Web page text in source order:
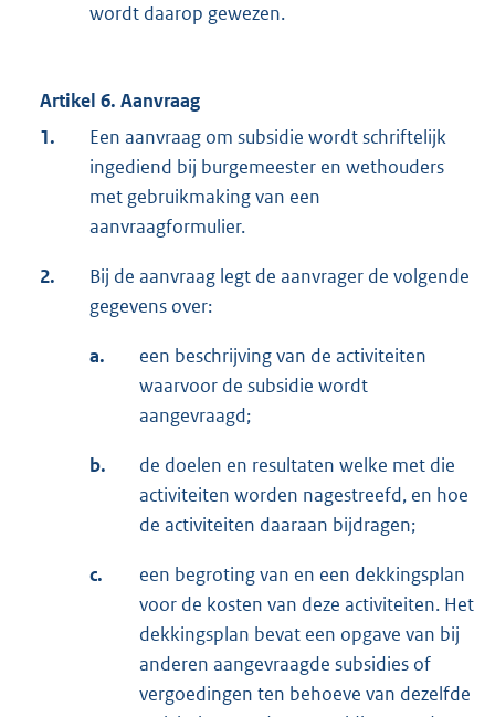
wordt daarop gewezen.
Artikel 6. Aanvraag
1.
Een aanvraag om subsidie wordt schriftelijk
ingediend bij burgemeester en wethouders
met gebruikmaking van een
aanvraagformulier.
2.
Bij de aanvraag legt de aanvrager de volgende
gegevens over:
a.
een beschrijving van de activiteiten
waarvoor de subsidie wordt
aangevraagd;
b.
de doelen en resultaten welke met die
activiteiten worden nagestreefd, en hoe
de activiteiten daaraan bijdragen;
c.
een begroting van en een dekkingsplan
voor de kosten van deze activiteiten. Het
dekkingsplan bevat een opgave van bij
anderen aangevraagde subsidies of
vergoedingen ten behoeve van dezelfde